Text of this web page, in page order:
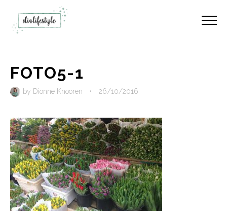
FOTO5-1
by Dionne Knooren • 26/10/2016